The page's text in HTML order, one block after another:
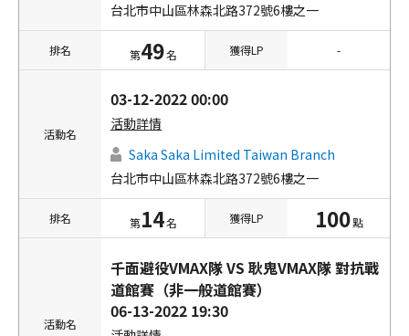
台北市中山區林森北路372號6樓之一
排名 第49名 獲得LP -
活動名
03-12-2022 00:00
活動詳情
Saka Saka Limited Taiwan Branch
台北市中山區林森北路372號6樓之一
排名 第14名 獲得LP 100點
活動名
千面避役VMAX隊 VS 耿鬼VMAX隊 對抗戰
道館賽（非一般道館賽）
06-13-2022 19:30